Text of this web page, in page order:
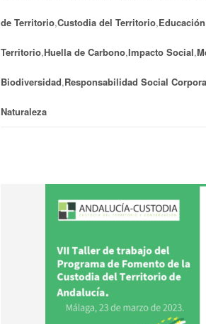
de Territorio,Custodia del Territorio,
Territorio,Huella de Carbono,Impacto Social,
Biodiversidad,Responsabilidad Social
Naturaleza